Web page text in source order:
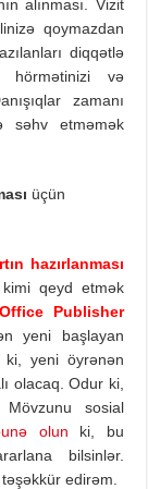
alınması. Vizit
qoymazdan
diqqətlə
hörmətinizi və
zamanı
səhv etməmək
üçün
hazırlanması
qeyd etmək
Publisher
yeni başlayan
ki, yeni öyrənən
olacaq. Odur ki,
Mövzunu sosial
olun ki, bu
bilsinlər.
edirəm.